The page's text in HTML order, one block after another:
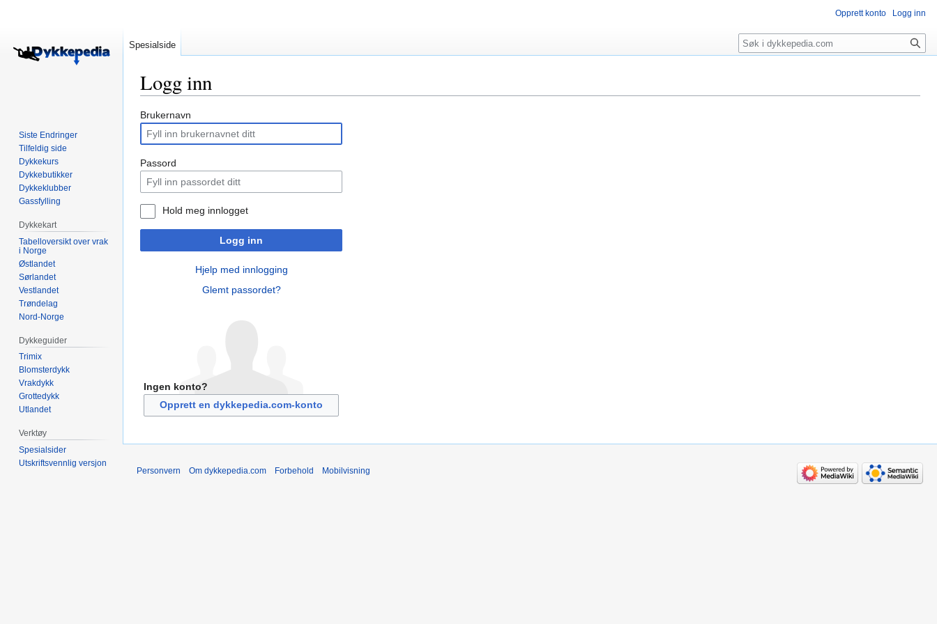
Logg inn
Hopp
navigering
Hopp
søk
Brukernavn
Passord
Hold meg innlogget
Logg inn
Hjelp med innlogging
Glemt passordet?
Ingen konto?
Opprett en dykkepedia.com-konto
Opprett konto Logg inn
Spesialside Søk
Siste Endringer
Tilfeldig side
Dykkekurs
Dykkebutikker
Dykkeklubber
Gassfylling
Dykkekart
Tabelloversikt over vrak
i Norge
Østlandet
Sørlandet
Vestlandet
Trøndelag
Nord-Norge
Dykkeguider
Trimix
Blomsterdykk
Vrakdykk
Grottedykk
Utlandet
Verktøy
Spesialsider
Utskriftsvennlig versjon
Personvern Om dykkepedia.com Forbehold Mobilvisning